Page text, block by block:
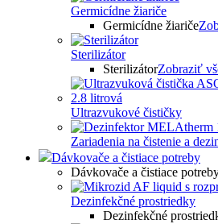
Germicídne žiariče
Germicídne žiariče
Sterilizátor
SterilizátorZobraziť
Ultrazvukové čističky
Zariadenia na čistenie a
Dávkovače a čistiace potreby
Dávkovače a čistiace
Dezinfekčné prostriedky
Dezinfekčné